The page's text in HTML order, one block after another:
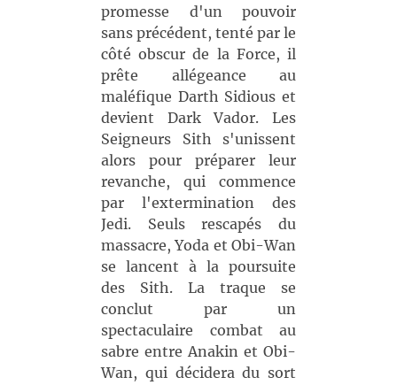
promesse d'un pouvoir
sans précédent, tenté par le
côté obscur de la Force, il
prête allégeance au
maléfique Darth Sidious et
devient Dark Vador. Les
Seigneurs Sith s'unissent
alors pour préparer leur
revanche, qui commence
par l'extermination des
Jedi. Seuls rescapés du
massacre, Yoda et Obi-Wan
se lancent à la poursuite
des Sith. La traque se
conclut par un
spectaculaire combat au
sabre entre Anakin et Obi-
Wan, qui décidera du sort